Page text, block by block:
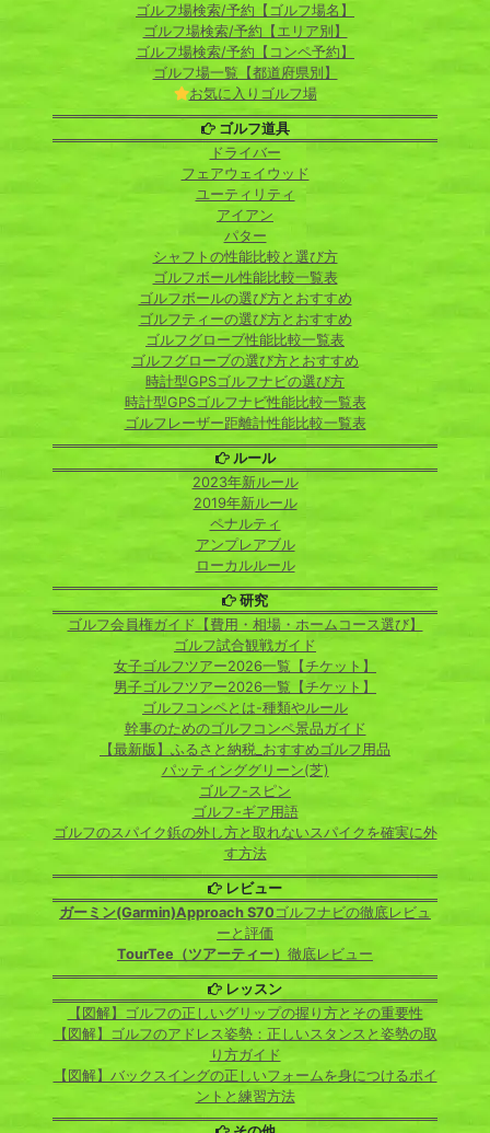
ゴルフ場検索/予約【ゴルフ場名】
ゴルフ場検索/予約【エリア別】
ゴルフ場検索/予約【コンペ予約】
ゴルフ場一覧【都道府県別】
お気に入りゴルフ場
ゴルフ道具
ドライバー
フェアウェイウッド
ユーティリティ
アイアン
パター
シャフトの性能比較と選び方
ゴルフボール性能比較一覧表
ゴルフボールの選び方とおすすめ
ゴルフティーの選び方とおすすめ
ゴルフグローブ性能比較一覧表
ゴルフグローブの選び方とおすすめ
時計型GPSゴルフナビの選び方
時計型GPSゴルフナビ性能比較一覧表
ゴルフレーザー距離計性能比較一覧表
ルール
2023年新ルール
2019年新ルール
ペナルティ
アンプレアブル
ローカルルール
研究
ゴルフ会員権ガイド【費用・相場・ホームコース選び】
ゴルフ試合観戦ガイド
女子ゴルフツアー2026一覧【チケット】
男子ゴルフツアー2026一覧【チケット】
ゴルフコンペとは-種類やルール
幹事のためのゴルフコンペ景品ガイド
【最新版】ふるさと納税_おすすめゴルフ用品
パッティンググリーン(芝)
ゴルフ-スピン
ゴルフ-ギア用語
ゴルフのスパイク鋲の外し方と取れないスパイクを確実に外
す方法
レビュー
ガーミン(Garmin)Approach S70ゴルフナビの徹底レビュ
ーと評価
TourTee（ツアーティー） 徹底レビュー
レッスン
【図解】ゴルフの正しいグリップの握り方とその重要性
【図解】ゴルフのアドレス姿勢：正しいスタンスと姿勢の取
り方ガイド
【図解】バックスイングの正しいフォームを身につけるポイ
ントと練習方法